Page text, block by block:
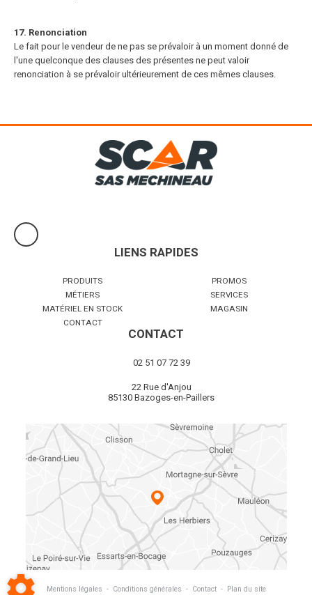
17. Renonciation
Le fait pour le vendeur de ne pas se prévaloir à un moment donné de
l'une quelconque des clauses des présentes ne peut valoir
renonciation à se prévaloir ultérieurement de ces mêmes clauses.
LIENS RAPIDES
PRODUITS
PROMOS
MÉTIERS
SERVICES
MATÉRIEL EN STOCK
MAGASIN
CONTACT
CONTACT
02 51 07 72 39
22 Rue d'Anjou
85130 Bazoges-en-Paillers
Mentions légales - Conditions générales - Contact - Plan du site